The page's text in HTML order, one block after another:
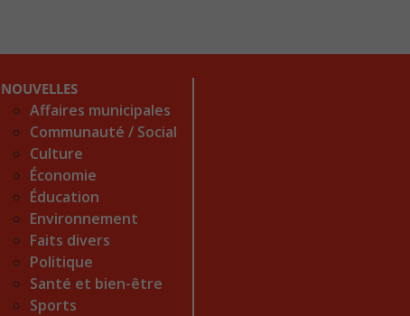
NOUVELLES
Affaires municipales
Communauté / Social
Culture
Économie
Éducation
Environnement
Faits divers
Politique
Santé et bien-être
Sports